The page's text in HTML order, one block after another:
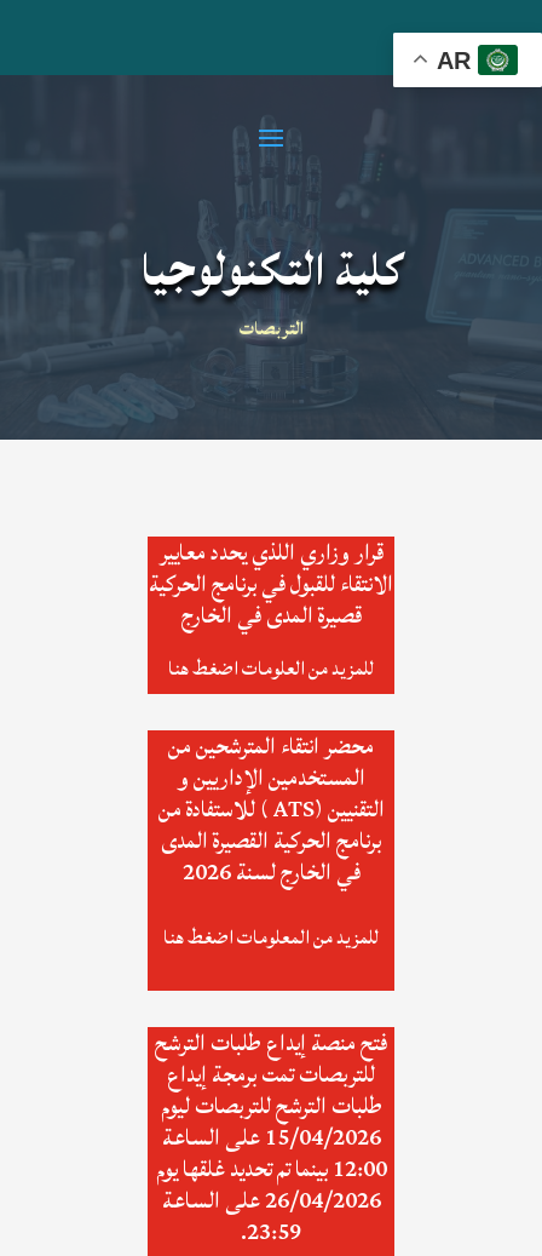
AR
كلية التكنولوجيا
التربصات
قرار وزاري اللذي يحدد معايير
الانتقاء للقبول في برنامج الحركية
قصيرة المدى في الخارج
للمزيد من العلومات اضغط هنا
محضر انتقاء المترشحين من
المستخدمين الإداريين و
التقنيين (ATS ) للاستفادة من
برنامج الحركية القصيرة المدى
في الخارج لسنة 2026
للمزيد من المعلومات اضغط هنا
فتح منصة إيداع طلبات الترشح
للتربصات تمت برمجة إيداع
طلبات الترشح للتربصات ليوم
15/04/2026 على الساعة
12:00 بينما تم تحديد غلقها يوم
26/04/2026 على الساعة
23:59.